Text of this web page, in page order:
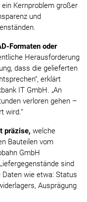
Kernproblem großer
und
Formaten oder
Herausforderung
dass die gelieferten
erklärt
IT GmbH. „An
verloren gehen –
wird.“
präzise, welche
Bauteilen vom
GmbH
sind
wie etwa: Status
Ausprägung